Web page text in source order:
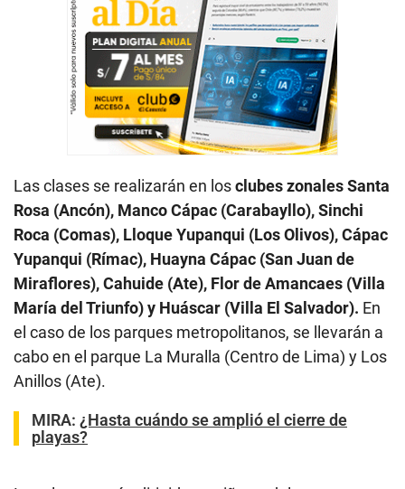
Las clases se realizarán en losclubes zonales Santa
Rosa (Ancón), Manco Cápac (Carabayllo), Sinchi
Roca (Comas), Lloque Yupanqui (Los Olivos), Cápac
Yupanqui (Rímac), Huayna Cápac (San Juan de
Miraflores), Cahuide (Ate), Flor de Amancaes (Villa
María del Triunfo) y Huáscar (Villa El Salvador). En
el caso de los parques metropolitanos, se llevarán a
cabo en el parque La Muralla (Centro de Lima) y Los
Anillos (Ate).
MIRA: ¿Hasta cuándo se amplió el cierre de
playas?